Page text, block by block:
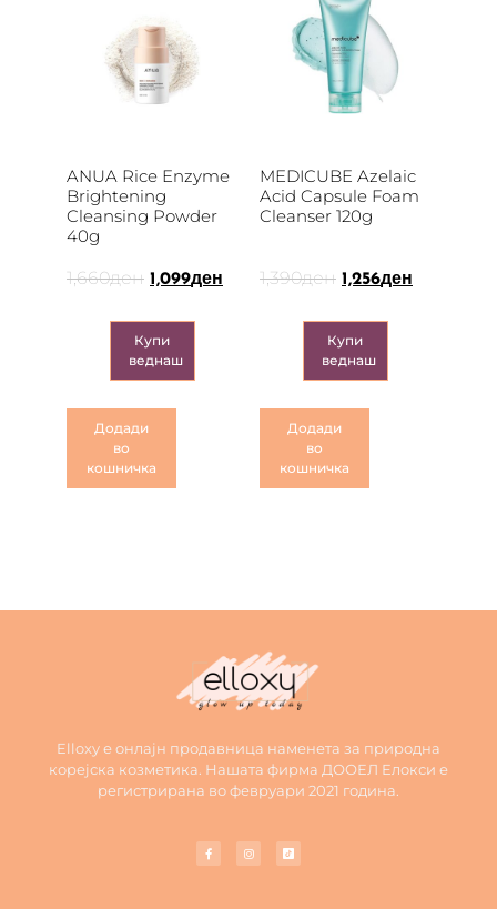
ANUA Rice Enzyme
Brightening
Cleansing Powder
40g
1,660ден 1,099ден
Купи
веднаш
Додади
во
кошничка
MEDICUBE Azelaic
Acid Capsule Foam
Cleanser 120g
1,390ден 1,256ден
Купи
веднаш
Додади
во
кошничка
Elloxy е онлајн продавница наменета за природна
корејска козметика. Нашата фирма ДООЕЛ Елокси е
регистрирана во февруари 2021 година.